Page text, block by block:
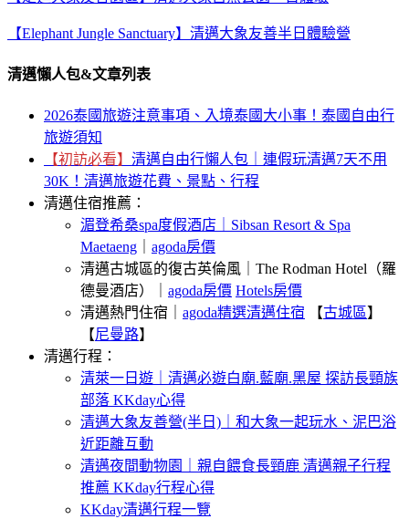
【Elephant Jungle Sanctuary】清邁大象友善半日體驗營
清邁懶人包&文章列表
2026泰國旅遊注意事項、入境泰國大小事！泰國自由行
旅遊須知
【初訪必看】 清邁自由行懶人包｜連假玩清邁7天不用
30K！清邁旅遊花費、景點、行程
清邁住宿推薦：
湄登希桑spa度假酒店｜Sibsan Resort & Spa
Maetaeng
agoda房價
清邁古城區的復古英倫風｜The Rodman Hotel（羅
德曼酒店）｜ agoda房價 Hotels房價
清邁熱門住宿｜ agoda精選清邁住宿 【古城區】
【尼曼路】
清邁行程：
清萊一日遊｜清邁必遊白廟.藍廟.黑屋 探訪長頸族
部落 KKday心得
清邁大象友善營(半日)｜和大象一起玩水、泥巴浴
近距離互動
清邁夜間動物園｜親自餵食長頸鹿 清邁親子行程
推薦 KKday行程心得
KKday清邁行程一覽